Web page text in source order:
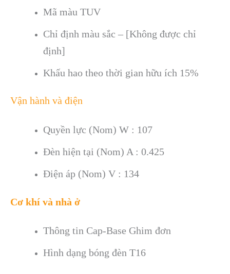
Mã màu TUV
Chỉ định màu sắc – [Không được chỉ
định]
Khấu hao theo thời gian hữu ích 15%
Vận hành và điện
Quyền lực (Nom) W : 107
Đèn hiện tại (Nom) A : 0.425
Điện áp (Nom) V : 134
Cơ khí và nhà ở
Thông tin Cap-Base Ghim đơn
Hình dạng bóng đèn T16